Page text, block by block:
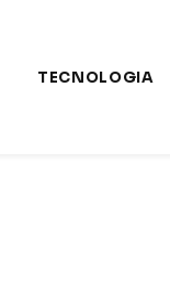
TECNOLOGIA